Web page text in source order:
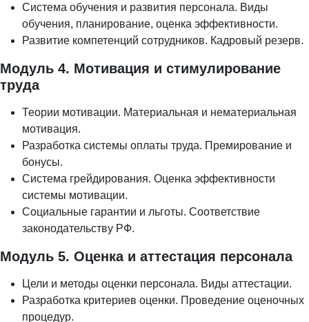
Система обучения и развития персонала. Виды
обучения, планирование, оценка эффективности.
Развитие компетенций сотрудников. Кадровый резерв.
Модуль 4. Мотивация и стимулирование
труда
Теории мотивации. Материальная и нематериальная
мотивация.
Разработка системы оплаты труда. Премирование и
бонусы.
Система грейдирования. Оценка эффективности
системы мотивации.
Социальные гарантии и льготы. Соответствие
законодательству РФ.
Модуль 5. Оценка и аттестация персонала
Цели и методы оценки персонала. Виды аттестации.
Разработка критериев оценки. Проведение оценочных
процедур.